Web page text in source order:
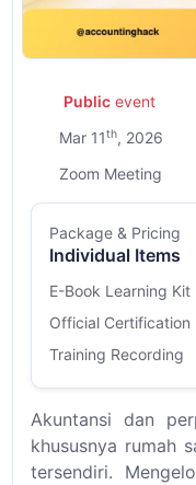
Publicevent
Mar 11th, 2026
Zoom Meeting
Package & Pricing
Individual Items
E-Book Learning Kit
Official Certification
Training Recording
Akuntansi dan
khususnya rumah
tersendiri.